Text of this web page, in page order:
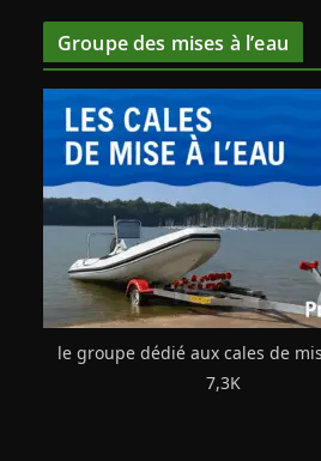
Groupe des mises à l’eau
le groupe dédié aux cales de
7,3K